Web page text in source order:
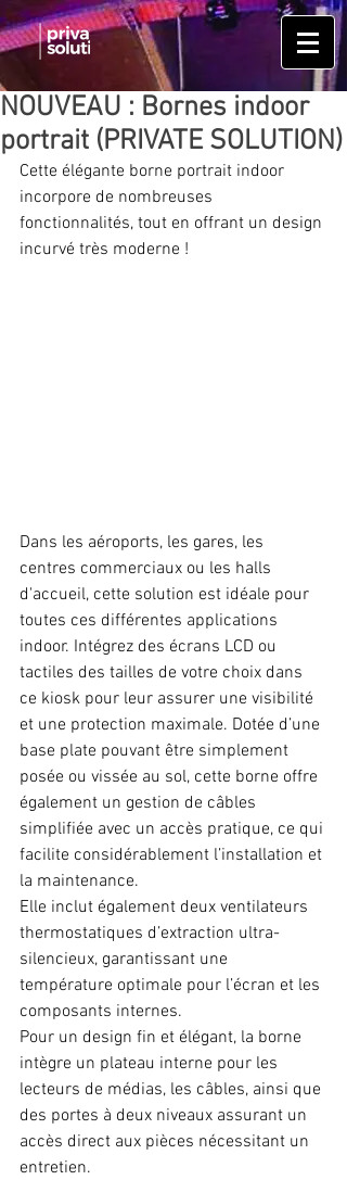
NOUVEAU : Bornes indoor
portrait (PRIVATE SOLUTION)
Cette élégante borne portrait indoor
incorpore de nombreuses
fonctionnalités, tout en offrant un design
incurvé très moderne !
Dans les aéroports, les gares, les
centres commerciaux ou les halls
d'accueil, cette solution est idéale pour
toutes ces différentes applications
indoor. Intégrez des écrans LCD ou
tactiles des tailles de votre choix dans
ce kiosk pour leur assurer une visibilité
et une protection maximale. Dotée d’une
base plate pouvant être simplement
posée ou vissée au sol, cette borne offre
également un gestion de câbles
simplifiée avec un accès pratique, ce qui
facilite considérablement l’installation et
la maintenance.
Elle inclut également deux ventilateurs
thermostatiques d’extraction ultra-
silencieux, garantissant une
température optimale pour l’écran et les
composants internes.
Pour un design fin et élégant, la borne
intègre un plateau interne pour les
lecteurs de médias, les câbles, ainsi que
des portes à deux niveaux assurant un
accès direct aux pièces nécessitant un
entretien.